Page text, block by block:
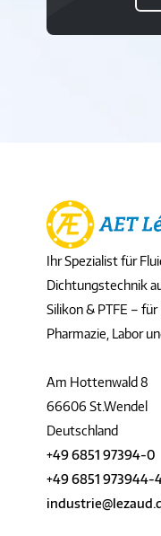
Ihr Spezialist für
Dichtungstechnik
Silikon & PTFE – für
Pharmazie, Labor
Am Hottenwald 8
66606 St.Wendel
Deutschland
+49 6851 97394-0
+49 6851 973944-